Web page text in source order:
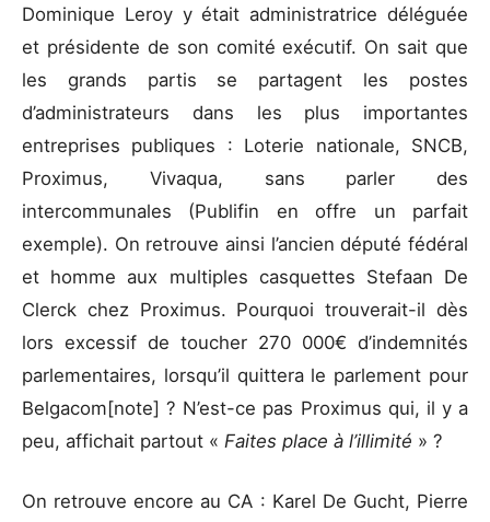
Dominique Leroy y était administratrice déléguée
et présidente de son comité exécutif. On sait que
les grands partis se partagent les postes
d’administrateurs dans les plus importantes
entreprises publiques : Loterie nationale, SNCB,
Proximus, Vivaqua, sans parler des
intercommunales (Publifin en offre un parfait
exemple). On retrouve ainsi l’ancien député fédéral
et homme aux multiples casquettes Stefaan De
Clerck chez Proximus. Pourquoi trouverait-il dès
lors excessif de toucher 270 000€ d’indemnités
parlementaires, lorsqu’il quittera le parlement pour
Belgacom[note] ? N’est-ce pas Proximus qui, il y a
peu, affichait partout « Faites place à l’illimité » ?
On retrouve encore au CA : Karel De Gucht, Pierre